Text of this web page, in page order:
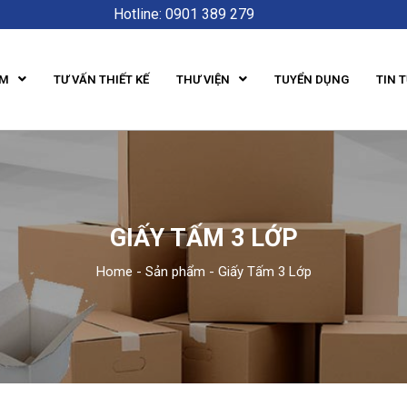
Hotline: 0901 389 279
TƯ VẤN THIẾT KẾ THƯ VIỆN TUYỂN DỤNG TIN
GIẤY TẤM 3 LỚP
Home - Sản phẩm - Giấy Tấm 3 Lớp